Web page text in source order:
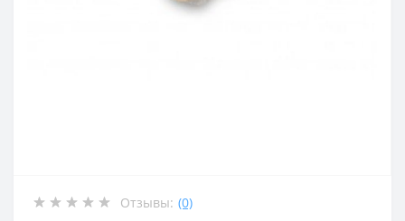
Отзывы: (0)